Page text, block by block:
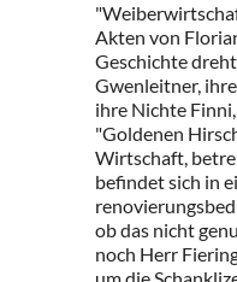
Akten von
Geschichte
Gwenleitner,
ihre Nichte
"Goldenen
Wirtschaft,
befindet sich in
ob das nicht
noch Herr